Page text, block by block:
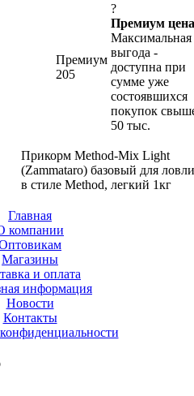
Премиум
205
?
Премиум
Максимальная
выгода -
доступна при
сумме уже
состоявшихся
покупок
50 тыс.
Прикорм Method-Mix Light
(Zammataro) базовый для ловли
в стиле Method, легкий 1кг
Главная
компании
Магазины
и оплата
информация
Новости
Контакты